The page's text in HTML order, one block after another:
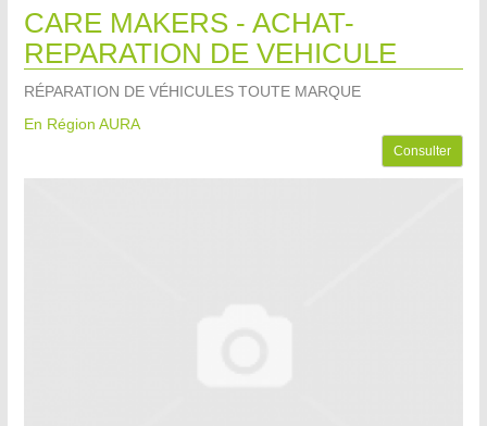
CARE MAKERS - ACHAT-
REPARATION DE VEHICULE
RÉPARATION DE VÉHICULES TOUTE MARQUE
En Région AURA
Consulter